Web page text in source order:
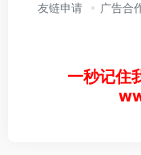
友链申请 广告合
一秒记住